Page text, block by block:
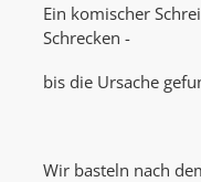
Ein komischer
Schrecken -
bis die Ursache
Wir basteln nach